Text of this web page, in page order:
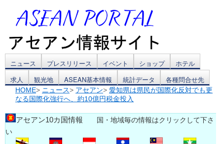
コ
ン
テ
ン
ツ
ニュース プレスリリース イベント ショップ
ホテル
求人
観光地 ASEAN基本情報 統計データ 各種問合せ先
HOME> ニュース> アセアン> 愛知県は県民が国際化反対でも更
なる国際化強行へ、約10億円税金投入
アセアン10カ国情報 国・地域毎の情報はクリックして下さ
い